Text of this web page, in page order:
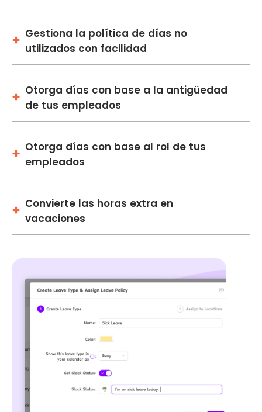
Gestiona la política de días no
utilizados con facilidad
Otorga días con base a la antigüedad
de tus empleados
Otorga días con base al rol de tus
empleados
Convierte las horas extra en
vacaciones